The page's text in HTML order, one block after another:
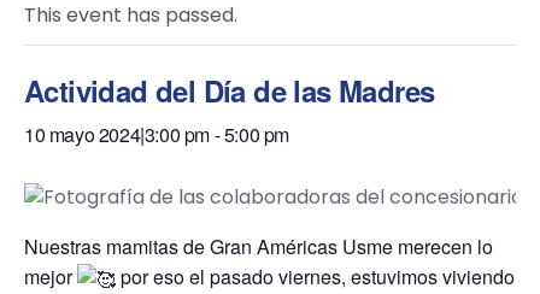
This event has passed.
Actividad del Día de las Madres
10 mayo 2024|3:00 pm-5:00 pm
Nuestras mamitas de Gran Américas Usme merecen lo
mejor
por eso el pasado viernes, estuvimos viviendo